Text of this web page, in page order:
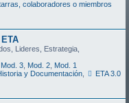
colaboradores o miembros
Lideres, Estrategia,
Mod. 3 Mod. 2 Mod. 1
y Documentación,
ETA 3.0